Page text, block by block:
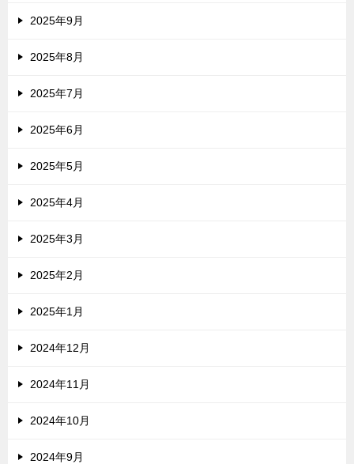
2025年9月
2025年8月
2025年7月
2025年6月
2025年5月
2025年4月
2025年3月
2025年2月
2025年1月
2024年12月
2024年11月
2024年10月
2024年9月